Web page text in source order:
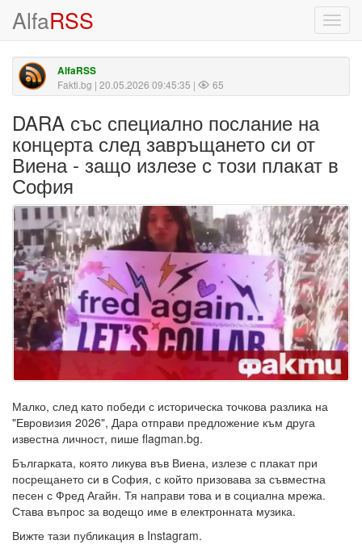
AlfaRSS
AlfaRSS
Fakti.bg | 20.05.2026 09:45:35 | 65
DARA със специално послание на
концерта след завръщането си от
Виена - защо излезе с този плакат в
София
Малко, след като победи с историческа точкова разлика на
"Евровизия 2026", Дара отправи предложение към друга
известна личност, пише flagman.bg.
Българката, която ликува във Виена, излезе с плакат при
посрещането си в София, с който призовава за съвместна
песен с Фред Агайн. Тя направи това и в социална мрежа.
Става въпрос за водещо име в електронната музика.
Вижте тази публикация в Instagram.